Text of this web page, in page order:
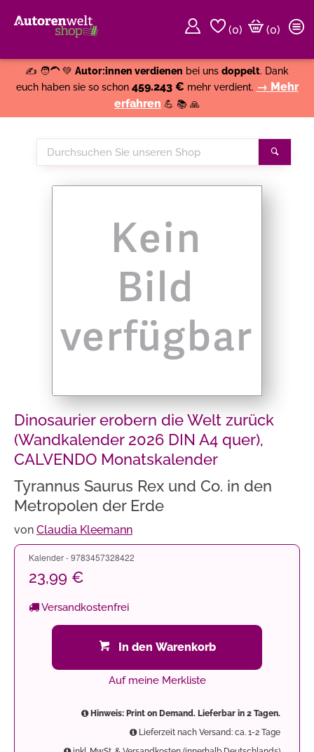
(0)
(0)
✍️ 🧑‍🦱 💚 Autor:innen verdienen bei uns doppelt. Dank
euch haben sie so schon 459.243 € mehr verdient. → Mehr
erfahren 💪 📚 🙏
Durchsuchen
Sie
Dinosaurier erobern die Welt zurück
(Wandkalender 2026 DIN A4 quer),
CALVENDO Monatskalender
Tyrannus Saurus Rex und Co. in den
Metropolen der Erde
von Claudia Kleemann
Kalender - 9783457328422
23,99 €
Versandkostenfrei
In den Warenkorb
Auf meine Merkliste
Hinweis: Print on Demand. Lieferbar in 2 Tagen.
Lieferzeit nach Versand: ca. 1-2 Tage